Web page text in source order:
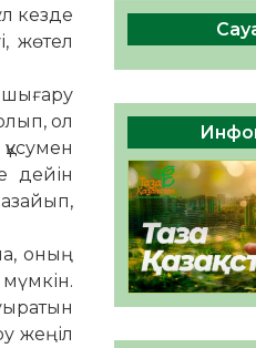
кезде
жөтел
ол
дейін
оның
жеңіл
Руслан
әкімінің
05.08.2026